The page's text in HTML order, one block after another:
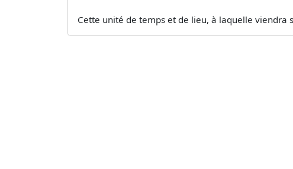
Cette unité de temps et de lieu, à laquelle viendra